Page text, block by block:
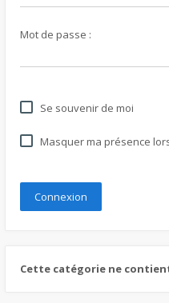
Mot de passe :
Se souvenir de moi
Masquer ma présence
Cette catégorie ne